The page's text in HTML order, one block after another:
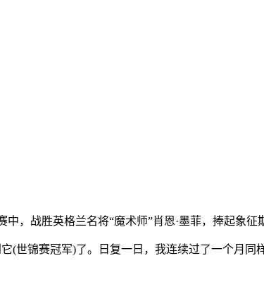
战胜英格兰名将“魔术师”肖恩·墨菲，捧起象征
锦赛冠军)了。日复一日，我连续过了一个月同